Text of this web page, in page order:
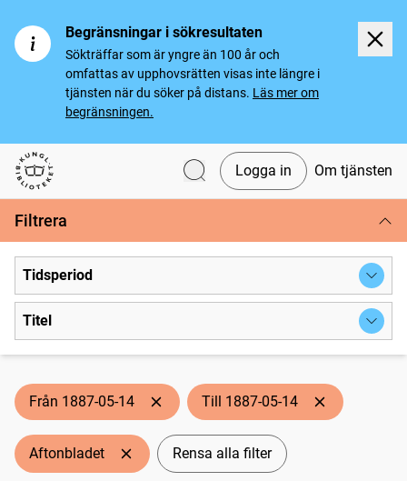
Begränsningar i sökresultaten
Sökträffar som är yngre än 100 år och
omfattas av upphovsrätten visas inte längre i
tjänsten när du söker på distans. Läs mer om
begränsningen.
Svenska tidningar
Logga in Om tjänsten
Filtrera
Tidsperiod
Titel
Från 1887-05-14 Till 1887-05-14
Aftonbladet Rensa alla filter